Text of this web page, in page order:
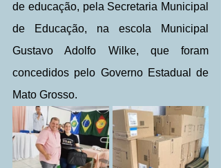
de educação, pela Secretaria Municipal
de Educação, na escola Municipal
Gustavo Adolfo Wilke, que foram
concedidos pelo Governo Estadual de
Mato Grosso.